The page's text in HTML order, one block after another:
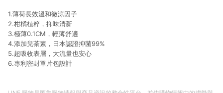
1.薄荷長效溫和微涼因子
2.柑橘植粹，抑味清新
3.極薄0.1CM，輕薄舒適
4.添加兒茶素，日本認證抑菌99%
5.超吸收表層，大流量也安心
6.專利密封單片包設計